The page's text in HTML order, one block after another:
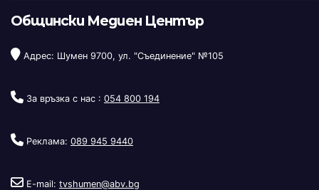
Общински Медиен Център
Адрес: Шумен 9700, ул. "Съединение" №105
За връзка с нас : 054 800 194
Реклама: 089 945 9440
E-mail: tvshumen@abv.bg